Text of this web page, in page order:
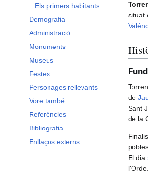
Els primers habitants
Demografia
Administració
Monuments
Museus
Festes
Personages rellevants
Vore també
Referències
Bibliografia
Enllaços externs
situat
de
Sant
de la
El dia
l'Orde.